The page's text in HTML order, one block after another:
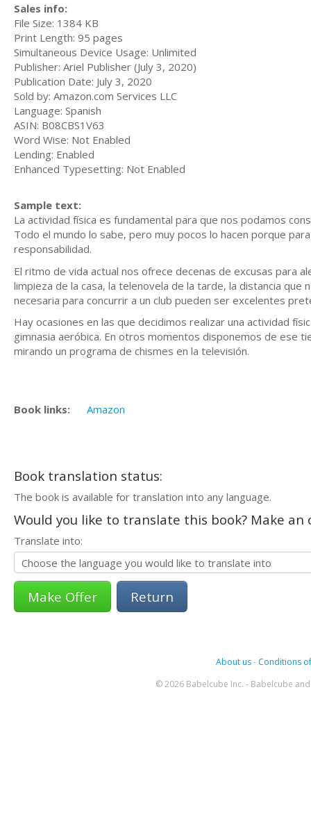
Sales info:
File Size: 1384 KB
Print Length: 95 pages
Simultaneous Device Usage: Unlimited
Publisher: Ariel Publisher (July 3, 2020)
Publication Date: July 3, 2020
Sold by: Amazon.com Services LLC
Language: Spanish
ASIN: B08CBS1V63
Word Wise: Not Enabled
Lending: Enabled
Enhanced Typesetting: Not Enabled
Sample text:
La actividad física es fundamental para que nos podamos
Todo el mundo lo sabe, pero muy pocos lo hacen porque
responsabilidad.
El ritmo de vida actual nos ofrece decenas de excusas para
limpieza de la casa, la telenovela de la tarde, la distancia
necesaria para concurrir a un club pueden ser excelentes
Hay ocasiones en las que decidimos realizar una actividad
gimnasia aeróbica. En otros momentos disponemos de ese
mirando un programa de chismes en la televisión.
Book links: Amazon
Book translation status:
The book is available for translation into any language.
Would you like to translate this book? Make
Translate into:
Return
About us- Conditions
© 2026 Babelcube Inc. - Babelcube